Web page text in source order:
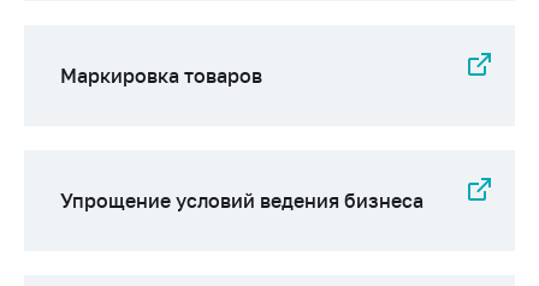
Маркировка товаров
Упрощение условий ведения бизнеса